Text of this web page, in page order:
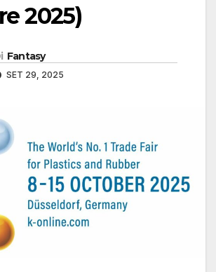
2025)
Fantasy
SET 29, 2025